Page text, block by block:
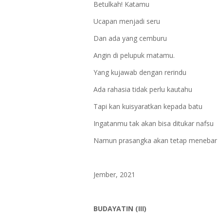
Betulkah! Katamu
Ucapan menjadi seru
Dan ada yang cemburu
Angin di pelupuk matamu.
Yang kujawab dengan rerindu
Ada rahasia tidak perlu kautahu
Tapi kan kuisyaratkan kepada batu
Ingatanmu tak akan bisa ditukar nafsu
Namun prasangka akan tetap
Jember, 2021
BUDAYATIN (III)